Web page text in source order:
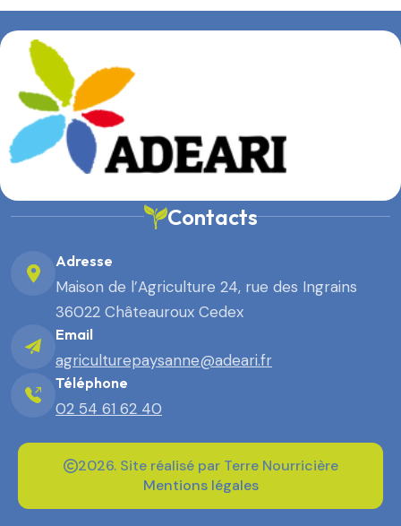
Contacts
Adresse
Maison de l’Agriculture 24, rue des Ingrains
36022 Châteauroux Cedex
Email
agriculturepaysanne@adeari.fr
Téléphone
02 54 61 62 40
2026. Site réalisé par Terre Nourricière
Mentions légales